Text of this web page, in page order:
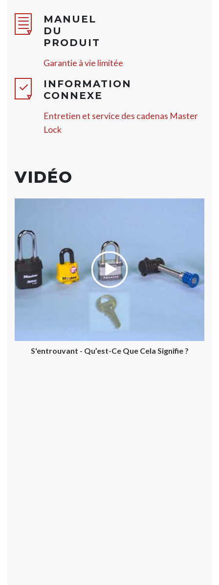
MANUEL
DU
PRODUIT
Garantie à vie limitée
INFORMATION
CONNEXE
Entretien et service des cadenas Master
Lock
VIDÉO
S'entrouvant - Qu’est-Ce Que Cela Signifie ?